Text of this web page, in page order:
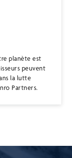
planète est
peuvent
la lutte
Partners.